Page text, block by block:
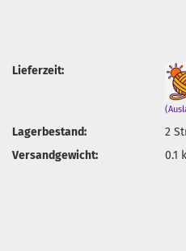
Lieferzeit:
Lagerbestand: 2
Versandgewicht:
0.1